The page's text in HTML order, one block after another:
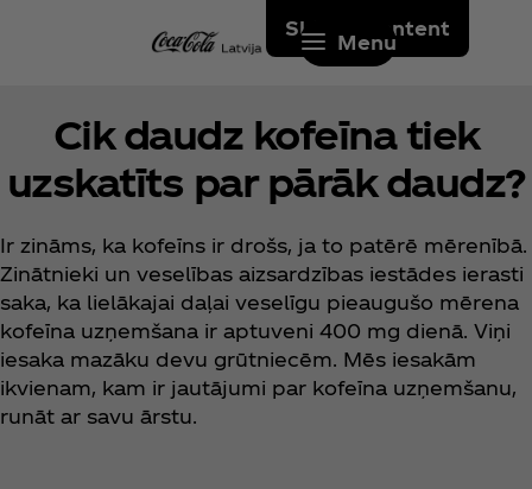
Skip to content
Menu
Cik daudz kofeīna tiek
uzskatīts par pārāk daudz?
Ir zināms, ka kofeīns ir drošs, ja to patērē mērenībā.
Zinātnieki un veselības aizsardzības iestādes ierasti
saka, ka lielākajai daļai veselīgu pieaugušo mērena
kofeīna uzņemšana ir aptuveni 400 mg dienā. Viņi
iesaka mazāku devu grūtniecēm. Mēs iesakām
ikvienam, kam ir jautājumi par kofeīna uzņemšanu,
runāt ar savu ārstu.